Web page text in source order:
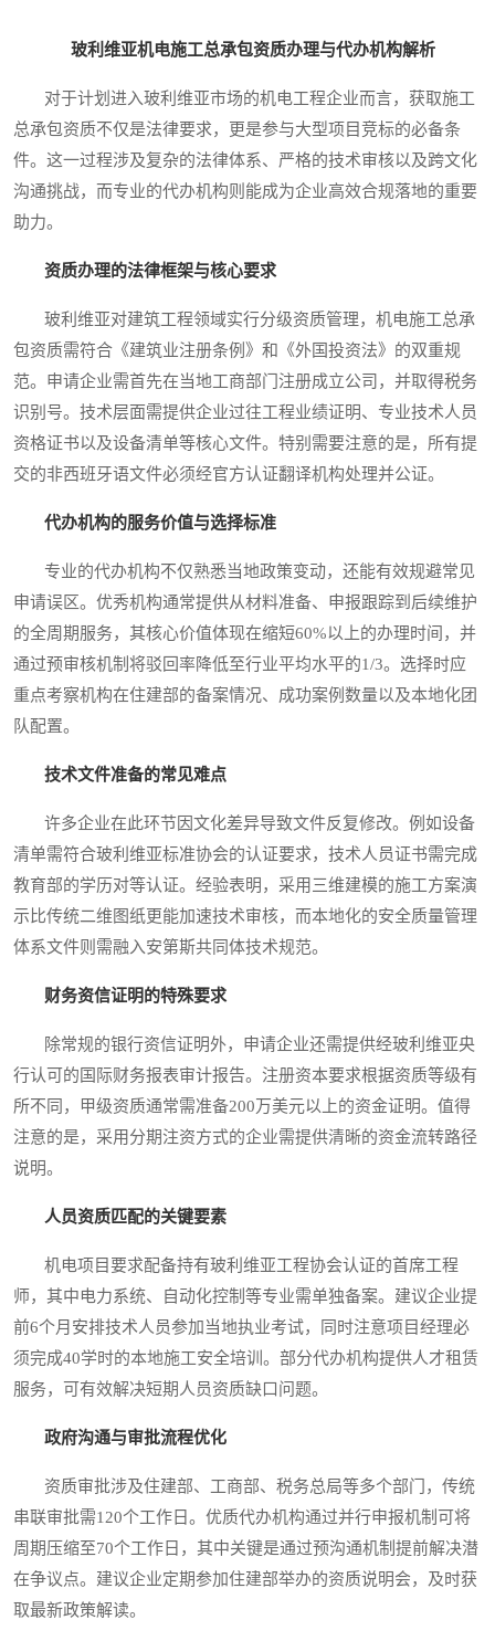
玻利维亚机电施工总承包资质办理与代办机构解析
对于计划进入玻利维亚市场的机电工程企业而言，获取施工
总承包资质不仅是法律要求，更是参与大型项目竞标的必备条
件。这一过程涉及复杂的法律体系、严格的技术审核以及跨文化
沟通挑战，而专业的代办机构则能成为企业高效合规落地的重要
助力。
资质办理的法律框架与核心要求
玻利维亚对建筑工程领域实行分级资质管理，机电施工总承
包资质需符合《建筑业注册条例》和《外国投资法》的双重规
范。申请企业需首先在当地工商部门注册成立公司，并取得税务
识别号。技术层面需提供企业过往工程业绩证明、专业技术人员
资格证书以及设备清单等核心文件。特别需要注意的是，所有提
交的非西班牙语文件必须经官方认证翻译机构处理并公证。
代办机构的服务价值与选择标准
专业的代办机构不仅熟悉当地政策变动，还能有效规避常见
申请误区。优秀机构通常提供从材料准备、申报跟踪到后续维护
的全周期服务，其核心价值体现在缩短60%以上的办理时间，并
通过预审核机制将驳回率降低至行业平均水平的1/3。选择时应
重点考察机构在住建部的备案情况、成功案例数量以及本地化团
队配置。
技术文件准备的常见难点
许多企业在此环节因文化差异导致文件反复修改。例如设备
清单需符合玻利维亚标准协会的认证要求，技术人员证书需完成
教育部的学历对等认证。经验表明，采用三维建模的施工方案演
示比传统二维图纸更能加速技术审核，而本地化的安全质量管理
体系文件则需融入安第斯共同体技术规范。
财务资信证明的特殊要求
除常规的银行资信证明外，申请企业还需提供经玻利维亚央
行认可的国际财务报表审计报告。注册资本要求根据资质等级有
所不同，甲级资质通常需准备200万美元以上的资金证明。值得
注意的是，采用分期注资方式的企业需提供清晰的资金流转路径
说明。
人员资质匹配的关键要素
机电项目要求配备持有玻利维亚工程协会认证的首席工程
师，其中电力系统、自动化控制等专业需单独备案。建议企业提
前6个月安排技术人员参加当地执业考试，同时注意项目经理必
须完成40学时的本地施工安全培训。部分代办机构提供人才租赁
服务，可有效解决短期人员资质缺口问题。
政府沟通与审批流程优化
资质审批涉及住建部、工商部、税务总局等多个部门，传统
串联审批需120个工作日。优质代办机构通过并行申报机制可将
周期压缩至70个工作日，其中关键是通过预沟通机制提前解决潜
在争议点。建议企业定期参加住建部举办的资质说明会，及时获
取最新政策解读。